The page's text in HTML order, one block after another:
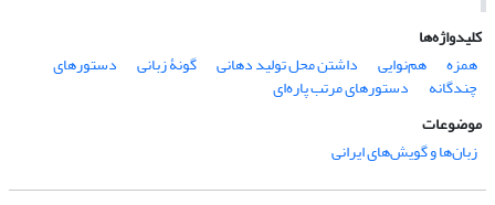
کلیدواژه‌ها
همزه
هم‌نوایی داشتن محل تولید دهانی گونۀ زبانی دستورهای
چندگانه
دستورهای مرتب پاره‌ای
موضوعات
زبان‌ها و گویش‌های ایرانی